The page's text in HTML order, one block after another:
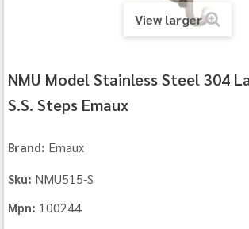
View larger
NMU Model Stainless Steel 304
S.S. Steps Emaux
Brand: Emaux
Sku: NMU515-S
Mpn: 100244